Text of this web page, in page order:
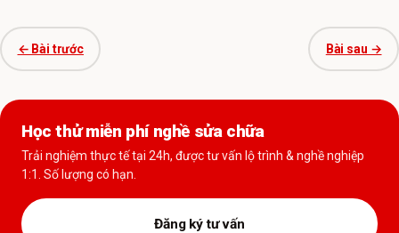
← Bài trước Bài sau →
Học thử miễn phí nghề sửa chữa
Trải nghiệm thực tế tại 24h, được tư vấn lộ trình & nghề nghiệp
1:1. Số lượng có hạn.
Đăng ký tư vấn